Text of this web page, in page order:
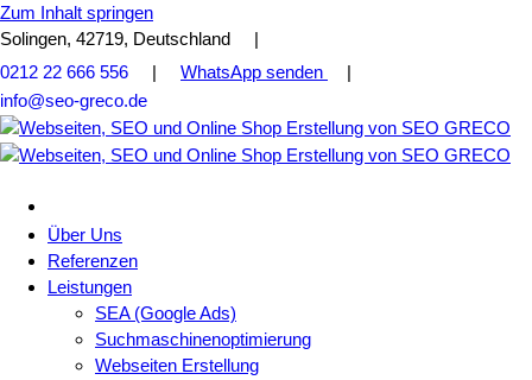
Zum Inhalt springen
Solingen, 42719, Deutschland |
0212 22 666 556 | WhatsApp senden
|
info@seo-greco.de
Über Uns
Referenzen
Leistungen
SEA (Google Ads)
Suchmaschinenoptimierung
Webseiten Erstellung